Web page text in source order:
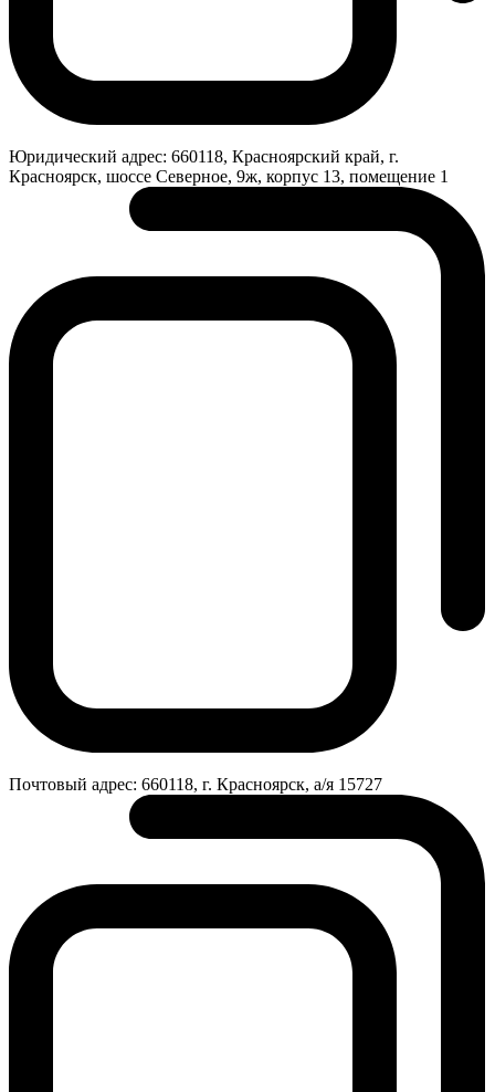
Юридический адрес: 660118, Красноярский край, г.
Красноярск, шоссе Северное, 9ж, корпус 13, помещение 1
Почтовый адрес: 660118, г. Красноярск, а/я 15727